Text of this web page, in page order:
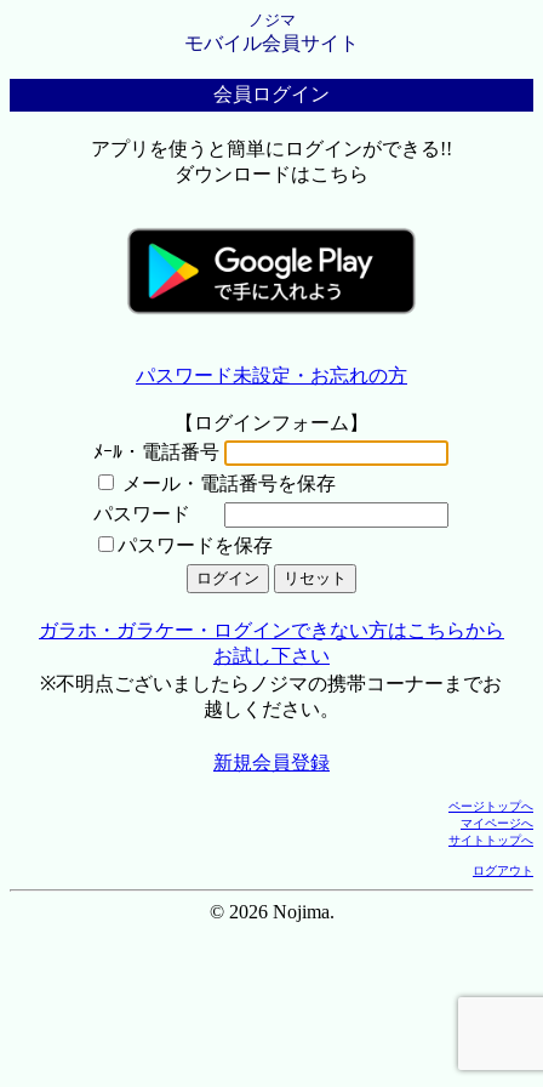
ノジマ
モバイル会員サイト
会員ログイン
アプリを使うと簡単にログインができる!!
ダウンロードはこちら
パスワード未設定・お忘れの方
【ログインフォーム】
ﾒｰﾙ・電話番号
メール・電話番号を保存
パスワード
パスワードを保存
ガラホ・ガラケー・ログインできない方はこちらから
お試し下さい
※不明点ございましたらノジマの携帯コーナーまでお
越しください。
新規会員登録
ページトップへ
マイページへ
サイトトップへ
ログアウト
© 2026 Nojima.